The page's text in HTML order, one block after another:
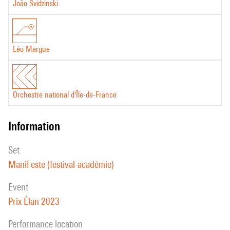
pièce.
Alexandre Jamar
João Svidzinski
Léo Margue
Orchestre national d'Île-de-France
information
set
ManiFeste (festival-académie)
event
Prix Élan 2023
performance location